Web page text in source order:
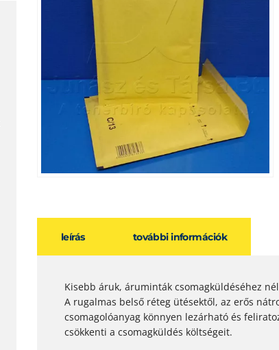
leírás további információk
Kisebb áruk, áruminták csomagküldéséhez
A rugalmas belső réteg ütésektől, az erős
csomagolóanyag könnyen lezárható és
csökkenti a csomagküldés költségeit.